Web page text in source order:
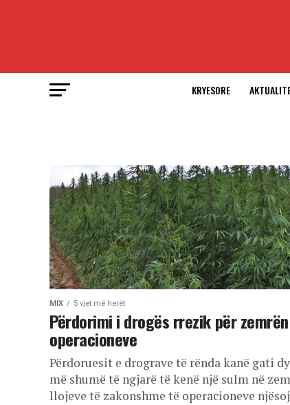
KRYESORE
MIX 5 vjet më herët
Përdorimi i drogës rrezik për
operacioneve
Përdoruesit e drograve të rënda kanë gati
më shumë të ngjarë të kenë një sulm në
llojeve të zakonshme të operacioneve